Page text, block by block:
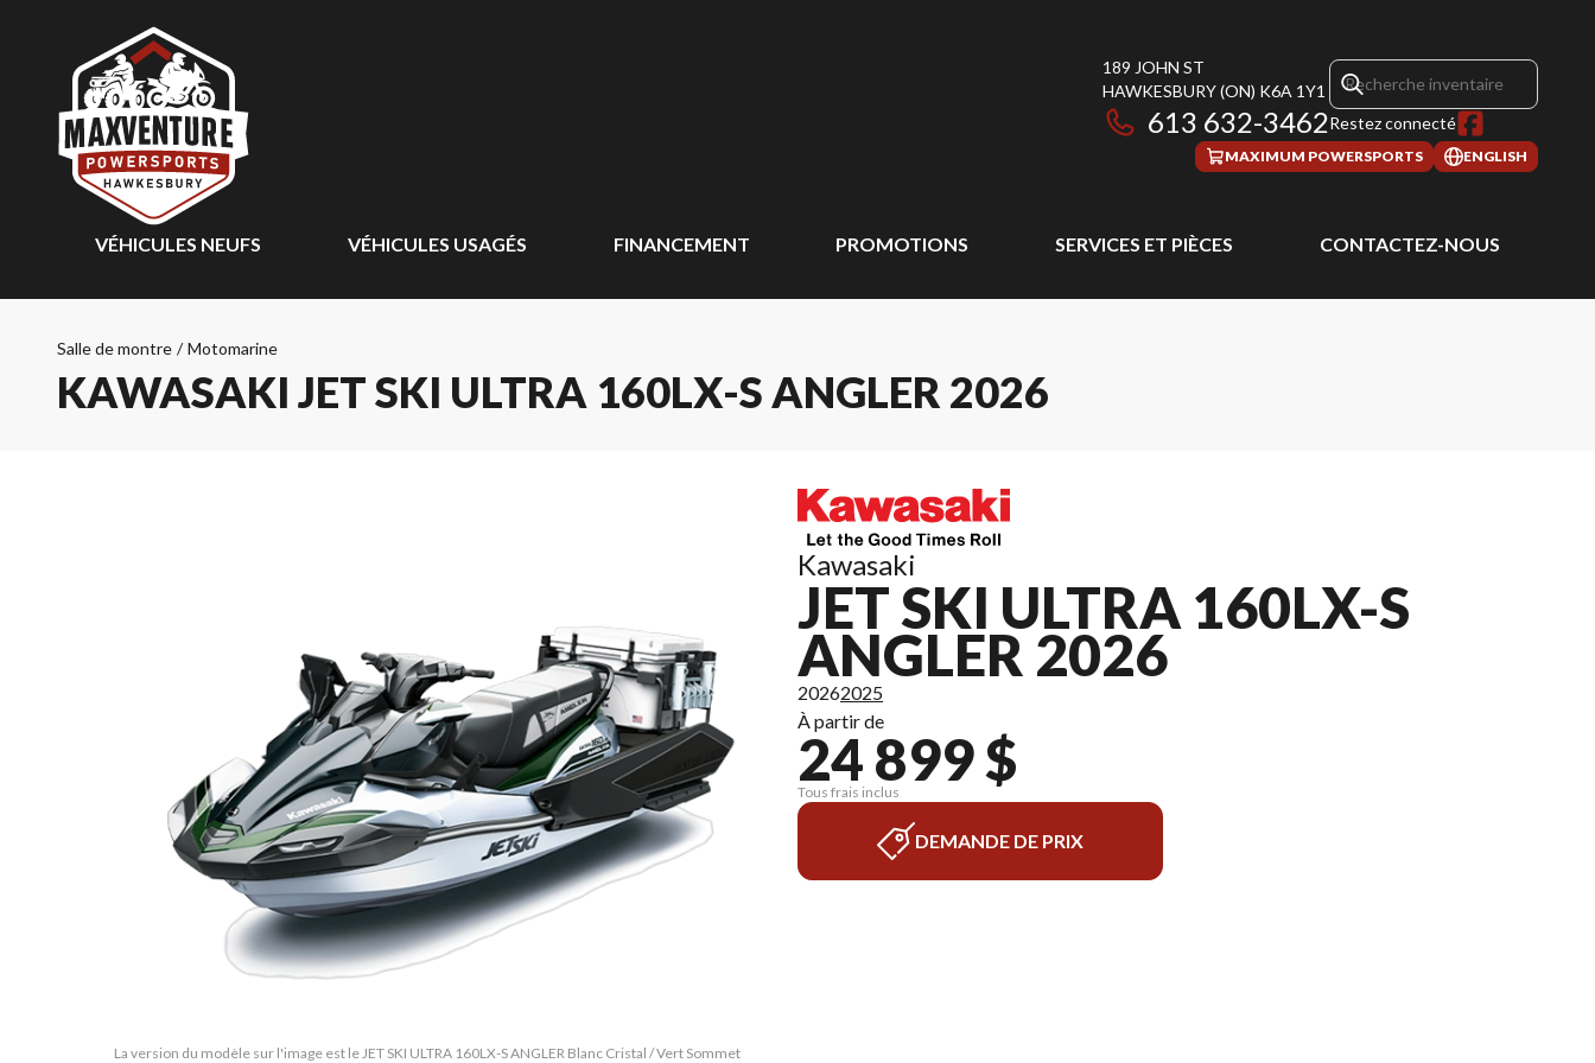
189 JOHN ST
HAWKESBURY(ON) K6A 1Y1
613 632-3462Restez connecté
MAXIMUM POWERSPORTS ENGLISH
VÉHICULES NEUFS VÉHICULES USAGÉS FINANCEMENT PROMOTIONS SERVICES ET PIÈCES CONTACTEZ-NOUS
Salle de montre / Motomarine
KAWASAKI JET SKI ULTRA 160LX-S ANGLER 2026
La version du modèle sur l'image est le JET SKI ULTRA 160LX-S ANGLER Blanc Cristal / Vert Sommet
Kawasaki
JET SKI ULTRA 160LX-S
ANGLER 2026
20262025
À partir de
24 899 $
Tous frais inclus
DEMANDE DE PRIX